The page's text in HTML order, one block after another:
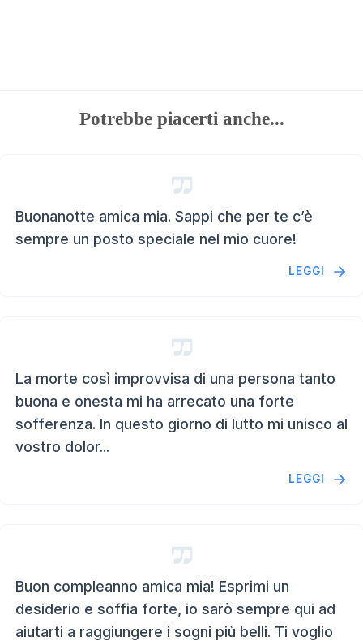
Potrebbe piacerti anche...
Buonanotte amica mia. Sappi che per te c’è
sempre un posto speciale nel mio cuore!
LEGGI
La morte così improvvisa di una persona tanto
buona e onesta mi ha arrecato una forte
sofferenza. In questo giorno di lutto mi unisco al
vostro dolor...
LEGGI
Buon compleanno amica mia! Esprimi un
desiderio e soffia forte, io sarò sempre qui ad
aiutarti a raggiungere i sogni più belli. Ti voglio